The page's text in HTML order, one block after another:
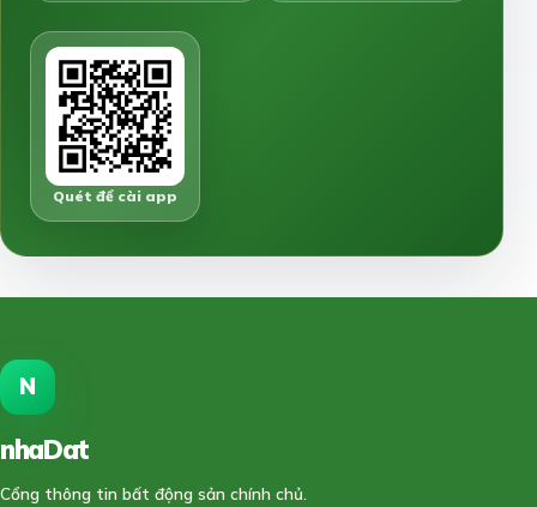
Quét để cài app
N
nhaDat
Cổng thông tin bất động sản chính chủ.